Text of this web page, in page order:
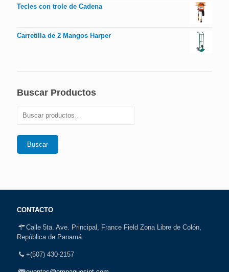
Tecles con trole de Cadena
Carretilla de 2 Mangos Harper
Buscar Productos
Buscar
CONTACTO
Calle 5ta. Ave. Principal, France Field Zona Libre de Colón,
República de Panamá.
+(507) 430-2157